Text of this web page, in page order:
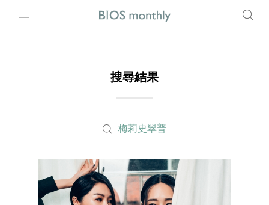
搜尋結果
梅莉史翠普